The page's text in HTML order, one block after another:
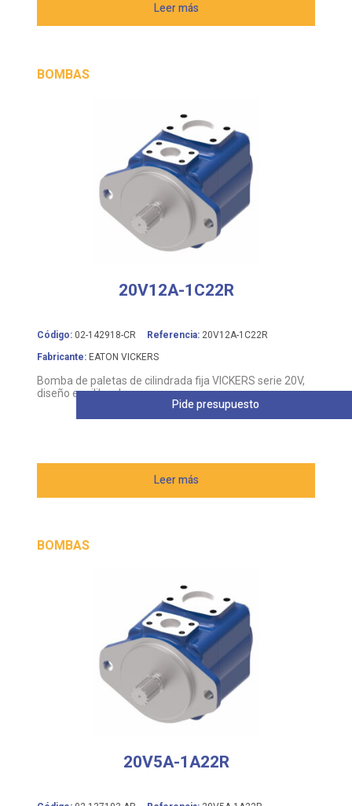
Leer más
BOMBAS
20V12A-1C22R
Código: 02-142918-CR Referencia: 20V12A-1C22R
Fabricante: EATON VICKERS
Bomba de paletas de cilindrada fija VICKERS serie 20V,
diseño equilibrado
Leer más
Pide presupuesto
BOMBAS
20V5A-1A22R